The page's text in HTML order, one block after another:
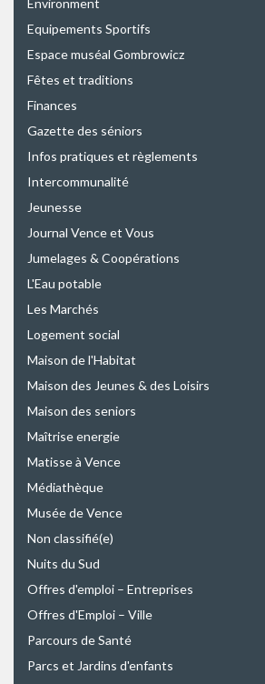
Equipements Sportifs
Espace muséal Gombrowicz
Fêtes et traditions
Finances
Gazette des séniors
Infos pratiques et règlements
Intercommunalité
Jeunesse
Journal Vence et Vous
Jumelages & Coopérations
L'Eau potable
Les Marchés
Logement social
Maison de l'Habitat
Maison des Jeunes & des Loisirs
Maison des seniors
Maîtrise energie
Matisse à Vence
Médiathèque
Musée de Vence
Non classifié(e)
Nuits du Sud
Offres d'emploi – Entreprises
Offres d'Emploi – Ville
Parcours de Santé
Parcs et Jardins d'enfants